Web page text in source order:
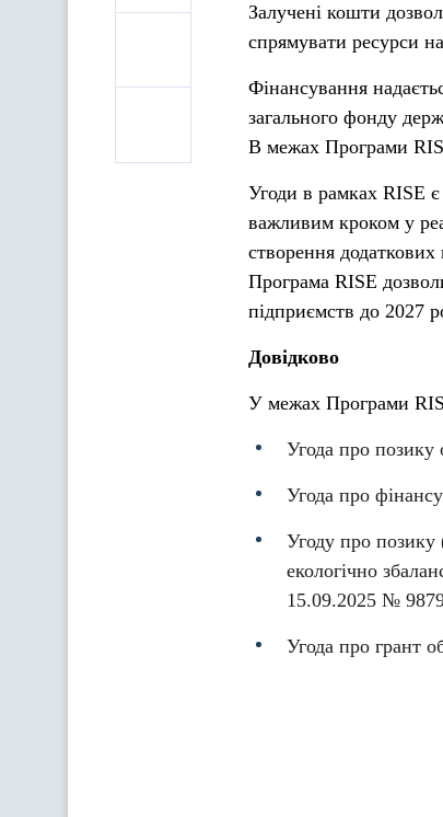
Залучені кошти
спрямувати ресурси
Фінансування
загального фонду
В межах Програми
Угоди в рамках RISE є
важливим кроком у
створення
Програма RISE
підприємств до 2027
Довідково
У межах Програми
Угода про
Угода про
Угоду про позику
екологічно
15.09.2025 №
Угода про грант